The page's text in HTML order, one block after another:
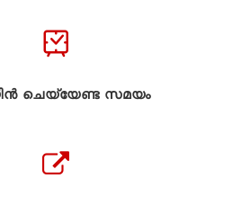
ചെയ്യേണ്ട സമയം